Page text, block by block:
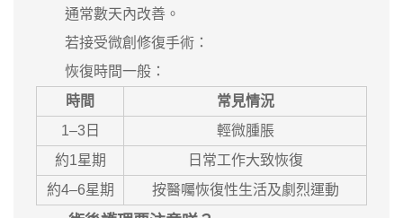
通常數天內改善。
若接受微創修復手術：
恢復時間一般：
時間
常見情況
1–3日
輕微腫脹
約1星期
日常工作大致恢復
約4–6星期
按醫囑恢復性生活及劇烈運動